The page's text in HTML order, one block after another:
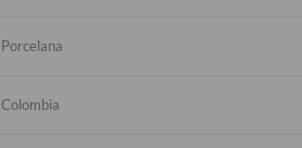
Porcelana
Colombia